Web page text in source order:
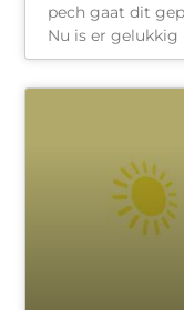
pech gaat dit
Nu is er gelukkig